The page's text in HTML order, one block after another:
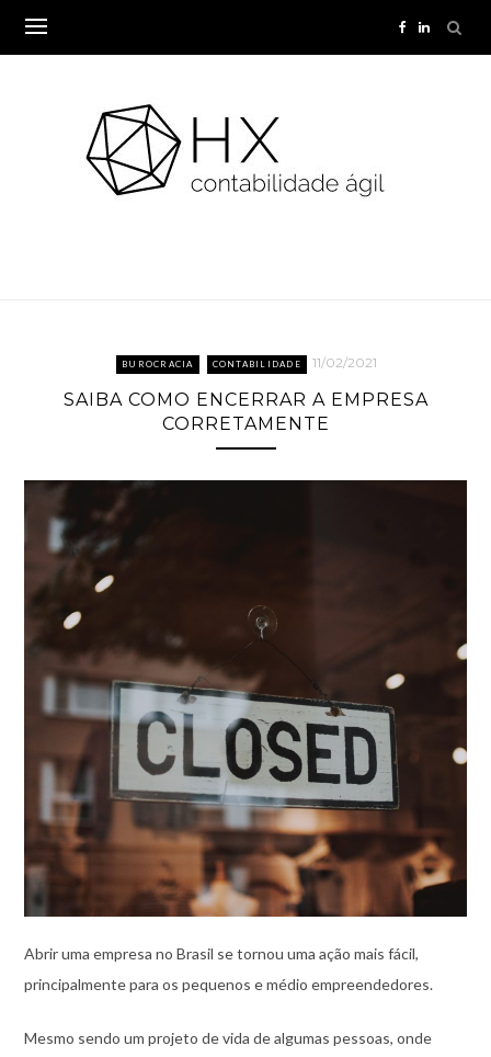
content
BUROCRACIA CONTABILIDADE 11/02/2021
SAIBA COMO ENCERRAR A EMPRESA
CORRETAMENTE
Abrir uma empresa no Brasil se tornou uma ação mais fácil,
principalmente para os pequenos e médio empreendedores.
Mesmo sendo um projeto de vida de algumas pessoas, onde